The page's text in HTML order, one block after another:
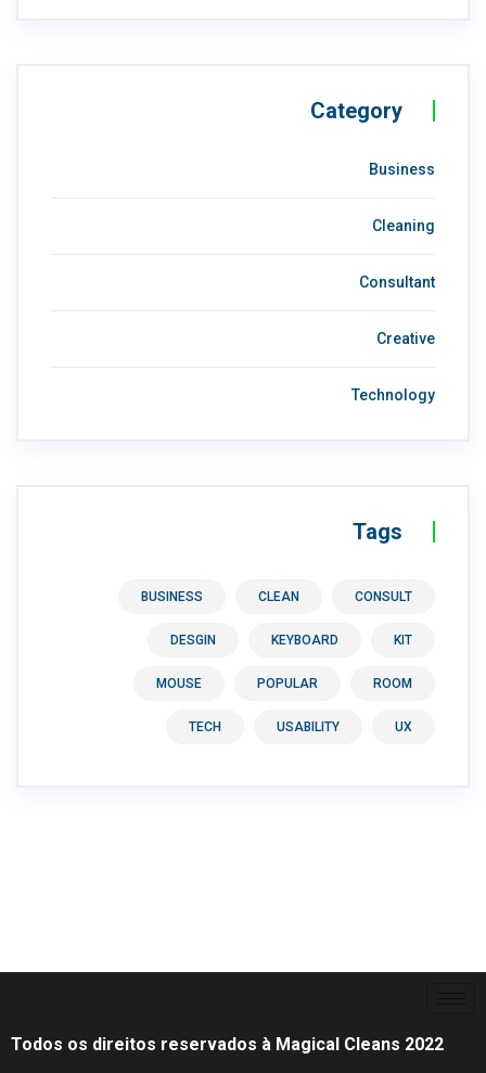
Category
Business
Cleaning
Consultant
Creative
Technology
Tags
BUSINESS CLEAN CONSULT
DESGIN KEYBOARD KIT
MOUSE POPULAR ROOM
TECH USABILITY UX
Todos os direitos reservados à Magical Cleans 2022